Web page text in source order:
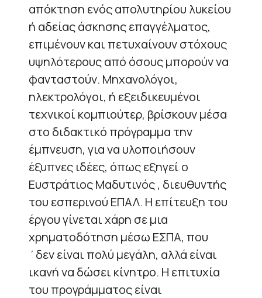
απόκτηση ενός απολυτηρίου λυκείου
ή αδείας άσκησης επαγγέλματος,
επιμένουν και πετυχαίνουν στόχους
υψηλότερους από όσους μπορούν να
φανταστούν. Μηχανολόγοι,
ηλεκτρολόγοι, ή εξειδικευμένοι
τεχνικοί κομπιούτερ, βρίσκουν μέσα
στο διδακτικό πρόγραμμα την
έμπνευση, για να υλοποιήσουν
έξυπνες ιδέες, όπως εξηγεί ο
Ευστράτιος Μαδυτινός , διευθυντής
του εσπερινού ΕΠΑΛ. Η επίτευξη του
έργου γίνεται χάρη σε μια
χρηματοδότηση μέσω ΕΣΠΑ, που
΄δεν είναι πολύ μεγάλη, αλλά είναι
ικανή να δώσει κίνητρο. Η επιτυχία
του προγράμματος είναι